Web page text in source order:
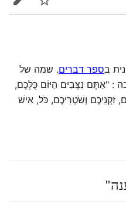
מעקב
בספר דברים. שמה של
: "אַתֶּם נִצָּבִים הַיּוֹם כֻּלְּכֶם,
זִקְנֵיכֶם וְשֹׁטְרֵיכֶם, כֹּל, אִישׁ